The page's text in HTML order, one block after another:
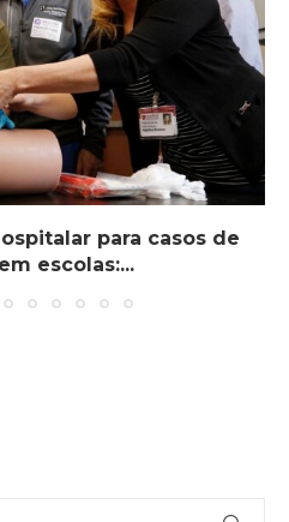
para casos de
escolas:...